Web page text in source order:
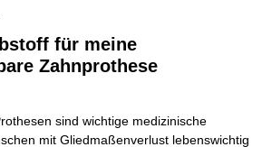
für meine
Zahnprothese
sind wichtige medizinische
mit Gliedmaßenverlust lebenswichtig